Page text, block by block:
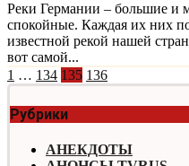
Реки Германии – большие и
спокойные. Каждая их них
известной рекой нашей
вот самой...
Навигация
по
записям
1 … 134 135 136
Рубрики
АНЕКДОТЫ